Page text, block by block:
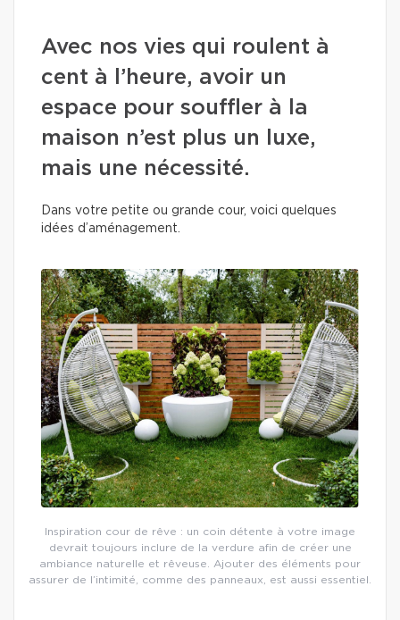
Avec nos vies qui roulent à
cent à l’heure, avoir un
espace pour souffler à la
maison n’est plus un luxe,
mais une nécessité.
Dans votre petite ou grande cour, voici quelques
idées d’aménagement.
Inspiration cour de rêve : un coin détente à votre image
devrait toujours inclure de la verdure afin de créer une
ambiance naturelle et rêveuse. Ajouter des éléments pour
assurer de l’intimité, comme des panneaux, est aussi essentiel.